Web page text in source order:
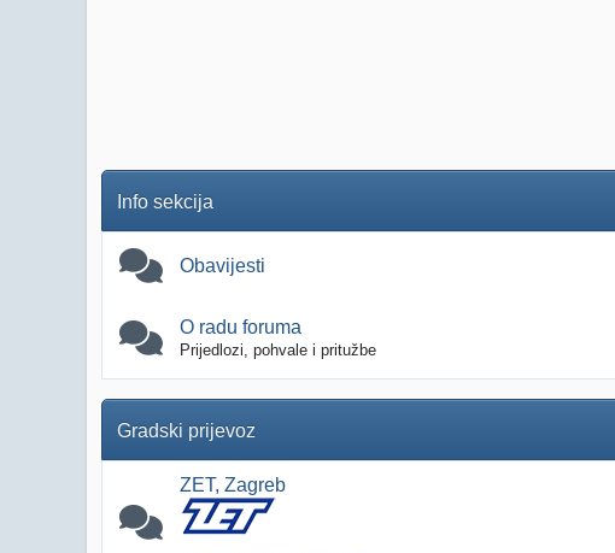
Info sekcija
Obavijesti
O radu foruma
Prijedlozi, pohvale i pritužbe
Gradski prijevoz
ZET, Zagreb